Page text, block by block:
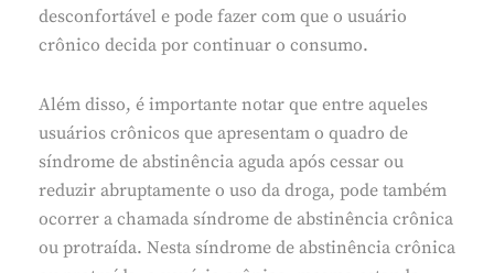
desconfortável e pode fazer com que o usuário
crônico decida por continuar o consumo.
Além disso, é importante notar que entre aqueles
usuários crônicos que apresentam o quadro de
síndrome de abstinência aguda após cessar ou
reduzir abruptamente o uso da droga, pode também
ocorrer a chamada síndrome de abstinência crônica
ou protraída. Nesta síndrome de abstinência crônica